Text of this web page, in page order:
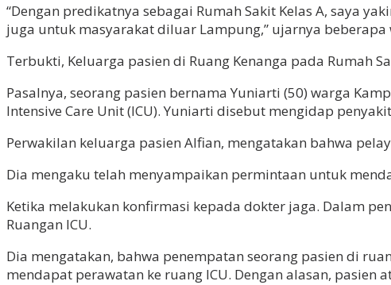
“Dengan predikatnya sebagai Rumah Sakit Kelas A, saya
juga untuk masyarakat diluar Lampung,” ujarnya beberapa
Terbukti, Keluarga pasien di Ruang Kenanga pada Rumah
Pasalnya, seorang pasien bernama Yuniarti (50) warga
Intensive Care Unit (ICU). Yuniarti disebut mengidap
Perwakilan keluarga pasien Alfian, mengatakan bahwa
Dia mengaku telah menyampaikan permintaan untuk
Ketika melakukan konfirmasi kepada dokter jaga. Dalam
Ruangan ICU.
Dia mengatakan, bahwa penempatan seorang pasien di
mendapat perawatan ke ruang ICU. Dengan alasan,